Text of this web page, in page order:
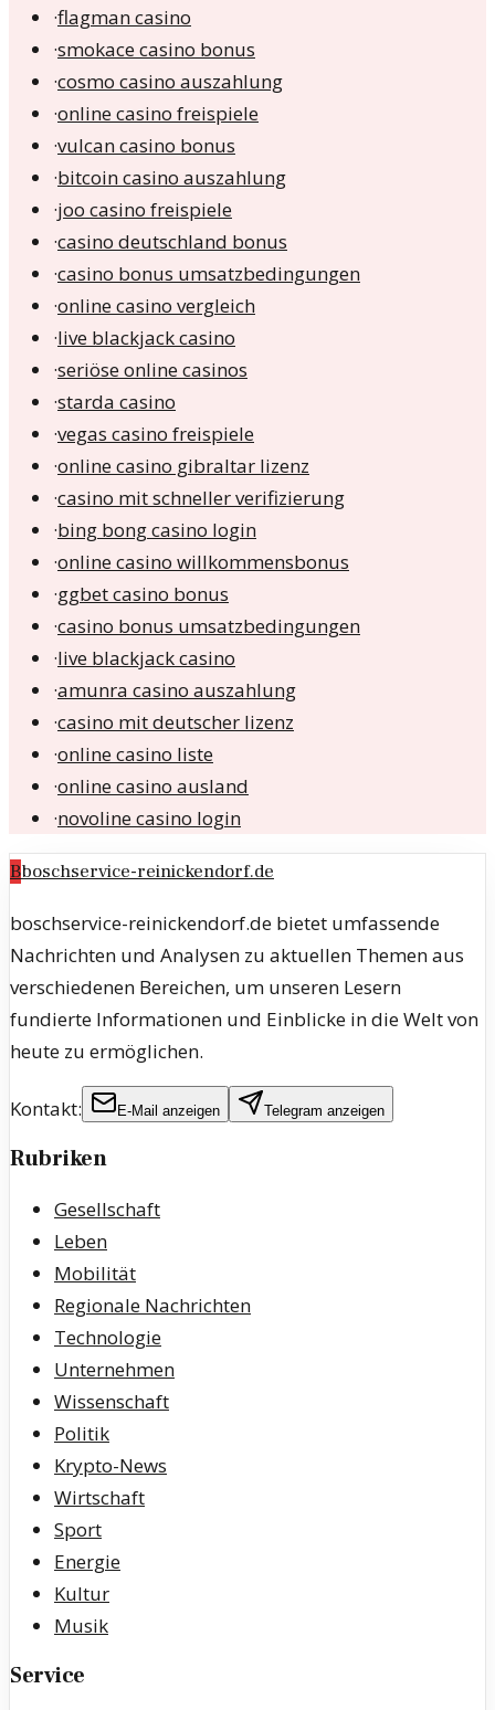
·flagman casino
·smokace casino bonus
·cosmo casino auszahlung
·online casino freispiele
·vulcan casino bonus
·bitcoin casino auszahlung
·joo casino freispiele
·casino deutschland bonus
·casino bonus umsatzbedingungen
·online casino vergleich
·live blackjack casino
·seriöse online casinos
·starda casino
·vegas casino freispiele
·online casino gibraltar lizenz
·casino mit schneller verifizierung
·bing bong casino login
·online casino willkommensbonus
·ggbet casino bonus
·casino bonus umsatzbedingungen
·live blackjack casino
·amunra casino auszahlung
·casino mit deutscher lizenz
·online casino liste
·online casino ausland
·novoline casino login
Bboschservice-reinickendorf.de
boschservice-reinickendorf.de bietet umfassende
Nachrichten und Analysen zu aktuellen Themen aus
verschiedenen Bereichen, um unseren Lesern
fundierte Informationen und Einblicke in die Welt von
heute zu ermöglichen.
Kontakt: E-Mail anzeigen Telegram anzeigen
Rubriken
Gesellschaft
Leben
Mobilität
Regionale Nachrichten
Technologie
Unternehmen
Wissenschaft
Politik
Krypto-News
Wirtschaft
Sport
Energie
Kultur
Musik
Service